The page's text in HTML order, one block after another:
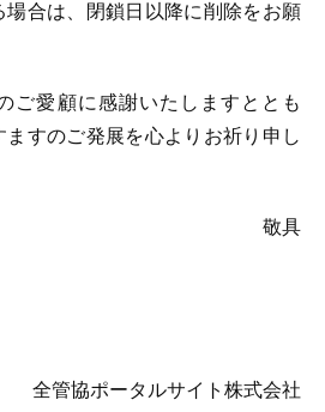
場合は、閉鎖日以降に削除をお願
ご愛顧に感謝いたしますととも
すのご発展を心よりお祈り申し
敬具
全管協ポータルサイト株式会社